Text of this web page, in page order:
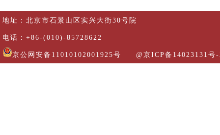
地址：北京市石景山区实兴大街30号院
电话：+86-(010)-85728622
京公网安备11010102001925号 @京ICP备14023131号